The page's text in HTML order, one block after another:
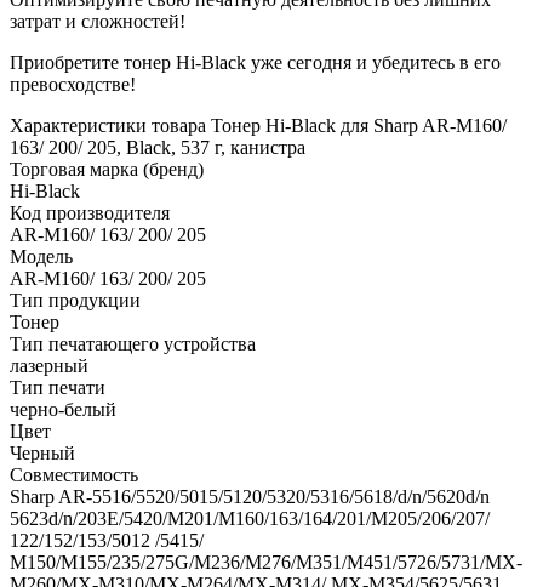
затрат и сложностей!
Приобретите тонер Hi-Black уже сегодня и убедитесь в его
превосходстве!
Характеристики товара Тонер Hi-Black для Sharp AR-M160/
163/ 200/ 205, Black, 537 г, канистра
Торговая марка (бренд)
Hi-Black
Код производителя
AR-M160/ 163/ 200/ 205
Модель
AR-M160/ 163/ 200/ 205
Тип продукции
Тонер
Тип печатающего устройства
лазерный
Тип печати
черно-белый
Цвет
Черный
Совместимость
Sharp AR-5516/5520/5015/5120/5320/5316/5618/d/n/5620d/n
5623d/n/203E/5420/M201/M160/163/164/201/M205/206/207/
122/152/153/5012 /5415/
M150/M155/235/275G/M236/M276/M351/M451/5726/5731/MX-